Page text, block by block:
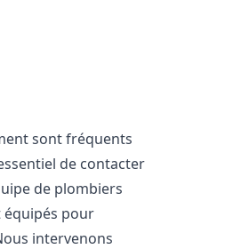
sont fréquents
de contacter
de plombiers
équipés pour
intervenons